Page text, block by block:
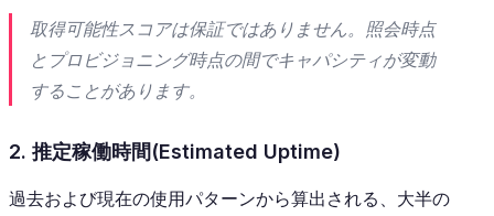
取得可能性スコアは保証ではありません。照会時点
とプロビジョニング時点の間でキャパシティが変動
することがあります。
2. 推定稼働時間(Estimated Uptime)
過去および現在の使用パターンから算出される、大半の